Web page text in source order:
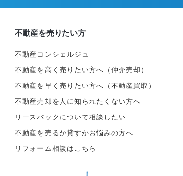
不動産を売りたい方
不動産コンシェルジュ
不動産を高く売りたい方へ（仲介売却）
不動産を早く売りたい方へ（不動産買取）
不動産売却を人に知られたくない方へ
リースバックについて相談したい
不動産を売るか貸すかお悩みの方へ
リフォーム相談はこちら